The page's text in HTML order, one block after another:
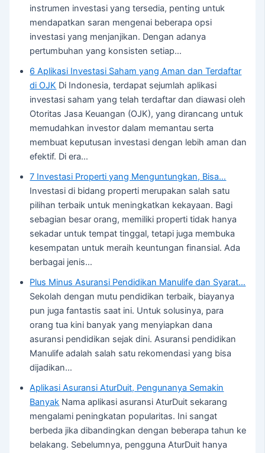
instrumen investasi yang tersedia, penting untuk
mendapatkan saran mengenai beberapa opsi
investasi yang menjanjikan. Dengan adanya
pertumbuhan yang konsisten setiap…
6 Aplikasi Investasi Saham yang Aman dan Terdaftar
di OJK Di Indonesia, terdapat sejumlah aplikasi
investasi saham yang telah terdaftar dan diawasi oleh
Otoritas Jasa Keuangan (OJK), yang dirancang untuk
memudahkan investor dalam memantau serta
membuat keputusan investasi dengan lebih aman dan
efektif. Di era…
7 Investasi Properti yang Menguntungkan, Bisa…
Investasi di bidang properti merupakan salah satu
pilihan terbaik untuk meningkatkan kekayaan. Bagi
sebagian besar orang, memiliki properti tidak hanya
sekadar untuk tempat tinggal, tetapi juga membuka
kesempatan untuk meraih keuntungan finansial. Ada
berbagai jenis…
Plus Minus Asuransi Pendidikan Manulife dan Syarat…
Sekolah dengan mutu pendidikan terbaik, biayanya
pun juga fantastis saat ini. Untuk solusinya, para
orang tua kini banyak yang menyiapkan dana
asuransi pendidikan sejak dini. Asuransi pendidikan
Manulife adalah salah satu rekomendasi yang bisa
dijadikan…
Aplikasi Asuransi AturDuit, Pengunanya Semakin
Banyak Nama aplikasi asuransi AturDuit sekarang
mengalami peningkatan popularitas. Ini sangat
berbeda jika dibandingkan dengan beberapa tahun ke
belakang. Sebelumnya, pengguna AturDuit hanya